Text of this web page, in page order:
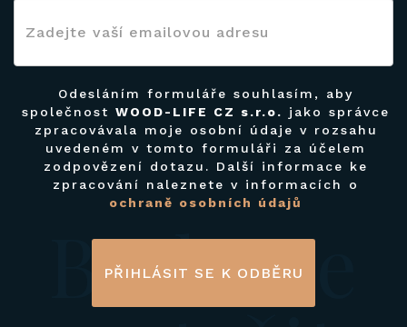
Budeme
Odesláním formuláře souhlasím, aby
společnost WOOD-LIFE CZ s.r.o.
jako správce
zpracovávala moje osobní údaje v rozsahu
uvedeném v tomto formuláři za účelem
zodpovězení dotazu. Další informace ke
zpracování naleznete v informacích o
ochraně osobních údajů
PŘIHLÁSIT SE K ODBĚRU